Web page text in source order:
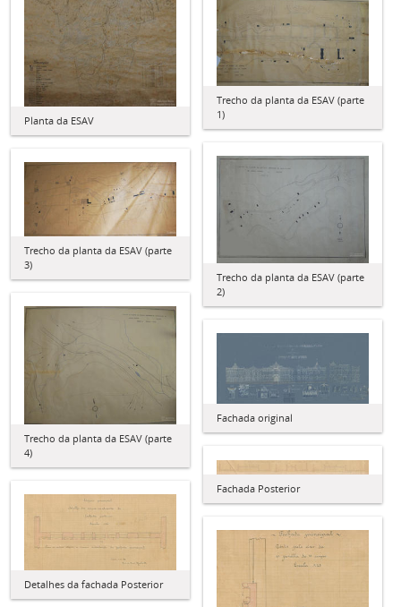
Planta da ESAV
Trecho da planta da ESAV (parte
1)
Trecho da planta da ESAV (parte
2)
Trecho da planta da ESAV (parte
3)
Trecho da planta da ESAV (parte
4)
Fachada original
Fachada Posterior
Detalhes da fachada Posterior